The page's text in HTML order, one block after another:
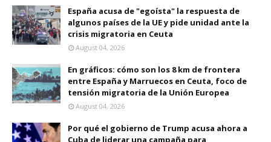
España acusa de "egoísta" la respuesta de
algunos países de la UE y pide unidad ante la
crisis migratoria en Ceuta
August 04, 2026
En gráficos: cómo son los 8 km de frontera
entre España y Marruecos en Ceuta, foco de
tensión migratoria de la Unión Europea
August 04, 2026
Por qué el gobierno de Trump acusa ahora a
Cuba de liderar una campaña para